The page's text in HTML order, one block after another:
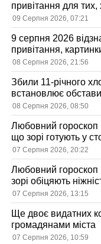
привітання для тих,
09 Серпня 2026, 07:21
9 серпня 2026
привітання,
08 Серпня 2026, 21:56
Збили 11-річного
встановлює
08 Серпня 2026, 08:50
Любовний гороскоп
що зорі готують у
07 Серпня 2026, 20:22
Любовний гороскоп
зорі обіцяють
07 Серпня 2026, 13:15
Ще двоє видатних
громадянами міста
07 Серпня 2026, 10:59